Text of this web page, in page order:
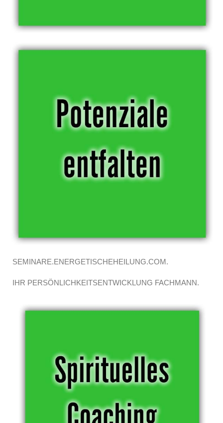
SEMINARE.ENERGETISCHEHEILUNG.COM.
IHR PERSÖNLICHKEITSENTWICKLUNG FACHMANN.